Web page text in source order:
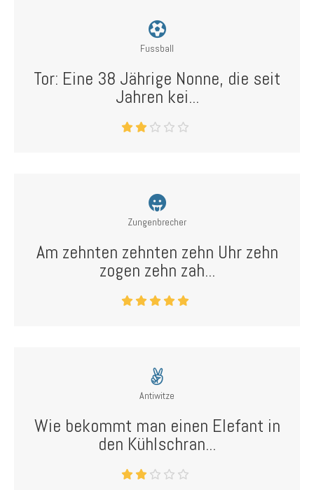
Fussball
Tor: Eine 38 Jährige Nonne, die seit
Jahren kei...
Zungenbrecher
Am zehnten zehnten zehn Uhr zehn
zogen zehn zah...
Antiwitze
Wie bekommt man einen Elefant in
den Kühlschran...